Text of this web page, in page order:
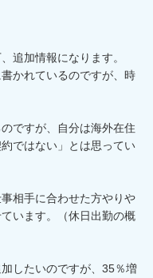
追加情報になります。
かれているのですが、時
ですが、自分は海外在住
ではない」とは思ってい
相手に合わせた方やりや
います。（休日出勤の概
したいのですが、35％増